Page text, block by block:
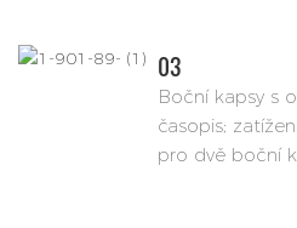
03
Boční kapsy s
časopis;
pro dvě boční